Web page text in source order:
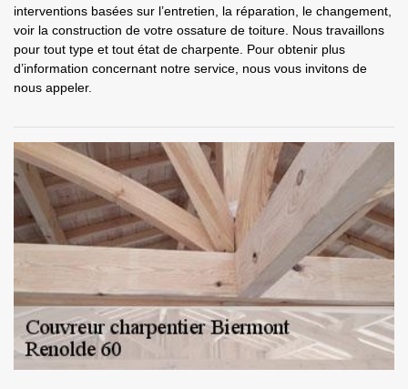
interventions basées sur l’entretien, la réparation, le changement,
voir la construction de votre ossature de toiture. Nous travaillons
pour tout type et tout état de charpente. Pour obtenir plus
d’information concernant notre service, nous vous invitons de
nous appeler.